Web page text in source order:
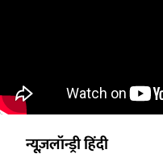
न्यूज़लॉन्ड्री हिंदी